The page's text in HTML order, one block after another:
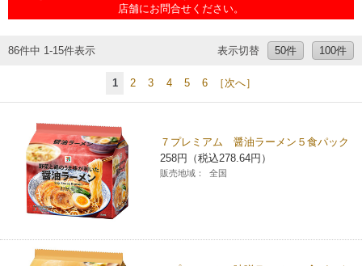
食の安全・安心への取組み
ギフト
プリペイドカード・金券
ニンテンドー・ダウンロードカード
マルチコピー機でできることトップ
コピー
プリント
宅配便
切手・はがき・印紙
セブン銀行ATM
チケットサービス
セブンチケット
チケットぴあ
イープラス
セブン‐イレブンでお受取り
タワーレコード
セブンネットショッピング
停電時のサービス停止のお知らせ
ニュースリリース
企業理念
会社概要
サステナビリティ
サステナビリティトップ
セブン＆アイ・ホールディングスの重点課題
サステナビリティ活動基本方針
加盟店オーナー募集 物件募集・購入
アルバイト情報
店舗検索
ネットショッピング
お問い合わせ
店舗にお問合せください。
86件中 1-15件表示 表示切替 50件 100件
1 2 3 4 5 6 ［次へ］
７プレミアム 醤油ラーメン５食パック
258円（税込278.64円）
販売地域： 全国